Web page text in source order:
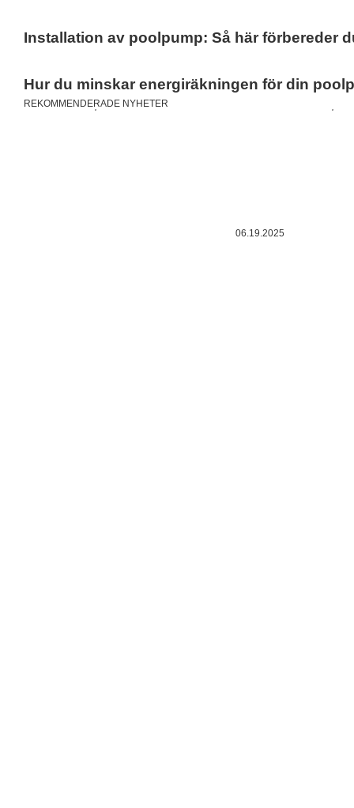
Installation av poolpump: Så här förbereder
Hur du minskar energiräkningen för din
REKOMMENDERADE NYHETER
06.19.2025